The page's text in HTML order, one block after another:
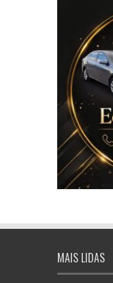
MAIS LIDAS